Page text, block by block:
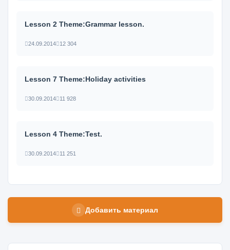
Lesson 2 Theme:Grammar lesson.
24.09.2014 12 304
Lesson 7 Theme:Holiday activities
30.09.2014 11 928
Lesson 4 Theme:Test.
30.09.2014 11 251
Добавить материал